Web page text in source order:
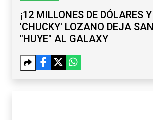
¡12 MILLONES DE DÓLARES
'CHUCKY' LOZANO DEJA
"HUYE" AL GALAXY